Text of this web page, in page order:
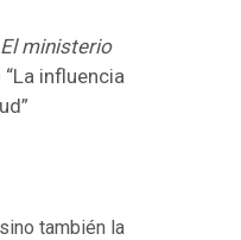
El ministerio
influencia
también la